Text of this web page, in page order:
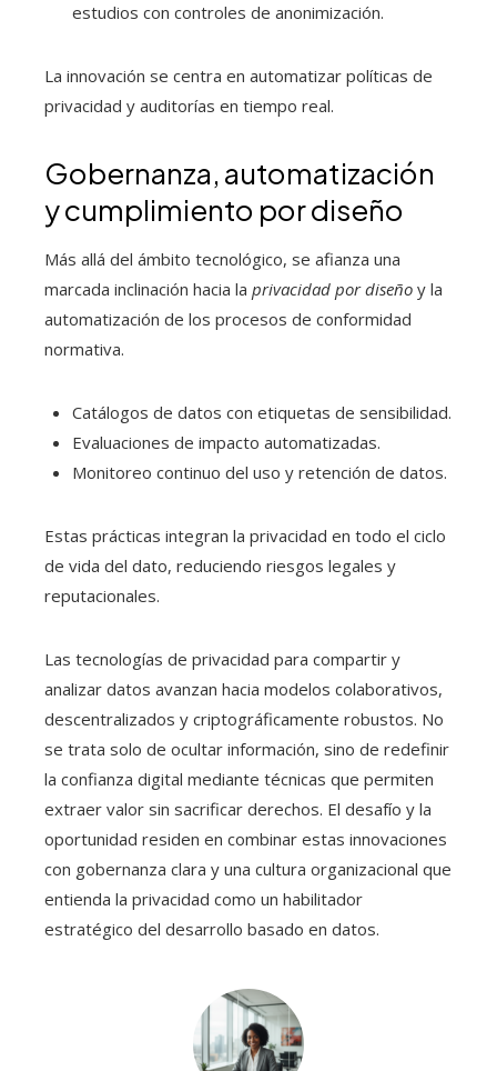
estudios con controles de anonimización.
La innovación se centra en automatizar políticas de
privacidad y auditorías en tiempo real.
Gobernanza, automatización
y cumplimiento por diseño
Más allá del ámbito tecnológico, se afianza una
marcada inclinación hacia la privacidad por diseño y la
automatización de los procesos de conformidad
normativa.
Catálogos de datos con etiquetas de sensibilidad.
Evaluaciones de impacto automatizadas.
Monitoreo continuo del uso y retención de datos.
Estas prácticas integran la privacidad en todo el ciclo
de vida del dato, reduciendo riesgos legales y
reputacionales.
Las tecnologías de privacidad para compartir y
analizar datos avanzan hacia modelos colaborativos,
descentralizados y criptográficamente robustos. No
se trata solo de ocultar información, sino de redefinir
la confianza digital mediante técnicas que permiten
extraer valor sin sacrificar derechos. El desafío y la
oportunidad residen en combinar estas innovaciones
con gobernanza clara y una cultura organizacional que
entienda la privacidad como un habilitador
estratégico del desarrollo basado en datos.